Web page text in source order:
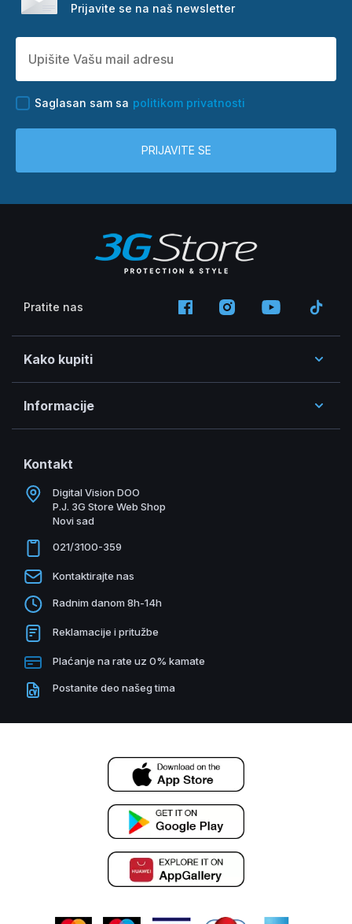
Prijavite se na naš newsletter
Saglasan sam sa politikom privatnosti
PRIJAVITE SE
Pratite nas
Kako kupiti
Informacije
Kontakt
Digital Vision DOO
P.J. 3G Store Web Shop
Novi sad
021/3100-359
Kontaktirajte nas
Radnim danom 8h-14h
Reklamacije i pritužbe
Plaćanje na rate uz 0% kamate
Postanite deo našeg tima